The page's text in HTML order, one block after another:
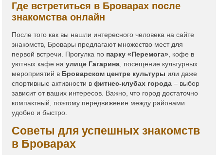
Где встретиться в Броварах после
знакомства онлайн
После того как вы нашли интересного человека на сайте
знакомств, Бровары предлагают множество мест для
первой встречи. Прогулка по парку «Перемога» , кофе в
уютных кафе наулице Гагарина , посещение культурных
мероприятий в Броварском центре культуры или даже
спортивные активности вфитнес-клубах города – выбор
зависит от ваших интересов. Важно, что город достаточно
компактный, поэтому передвижение между районами
удобно и быстро.
Советы для успешных знакомств
в Броварах